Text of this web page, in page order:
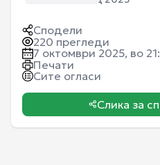
Сподели
220 прегледи
7 октомври 2025, во
Печати
Сите огласи
Слика за